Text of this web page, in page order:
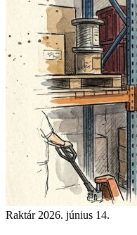
Raktár 2026. június 14.